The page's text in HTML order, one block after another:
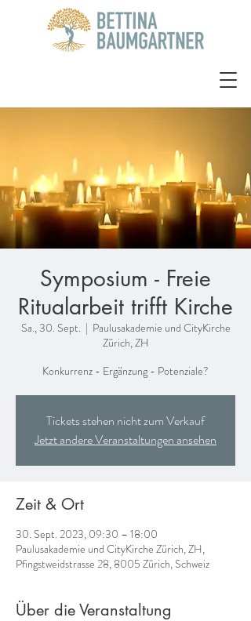
Symposium - Freie
Ritualarbeit trifft Kirche
Sa., 30. Sept.
  |
Paulusakademie und CityKirche
Zürich, ZH
Konkurrenz - Ergänzung - Potenziale?
Tickets stehen nicht zum Verkauf
Jetzt andere Veranstaltungen ansehen
Zeit & Ort
30. Sept. 2023, 09:30 – 18:00
Paulusakademie und CityKirche Zürich, ZH,
Pfingstweidstrasse 28, 8005 Zürich, Schweiz
Über die Veranstaltung